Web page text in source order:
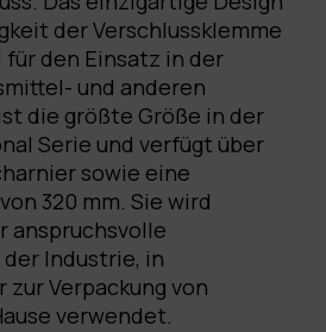
der Verschlussklemme
für den Einsatz in der
und anderen
die größte Größe in der
Serie und verfügt über
sowie eine
320 mm. Sie wird
anspruchsvolle
Industrie, in
zur Verpackung von
verwendet.